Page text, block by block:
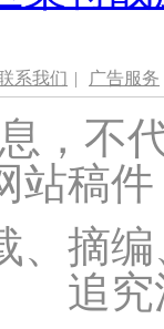
系我们 | 广告服务
，不
站稿
、摘
追